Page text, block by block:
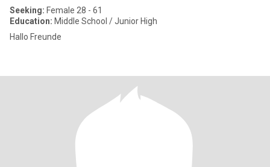
Seeking: Female 28 - 61
Education: Middle School / Junior High
Hallo Freunde